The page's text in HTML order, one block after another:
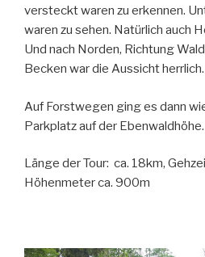
versteckt waren zu erkennen.
waren zu sehen. Natürlich auch
Und nach Norden, Richtung
Becken war die Aussicht herrlich.
Auf Forstwegen ging es dann
Parkplatz auf der Ebenwaldhöhe.
Länge der Tour: ca. 18km,
Höhenmeter ca. 900m